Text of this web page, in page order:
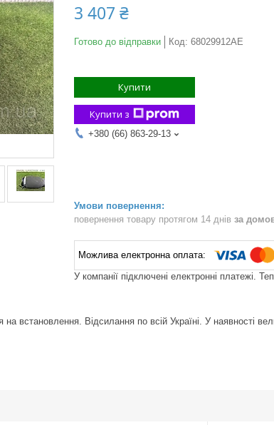
3 407 ₴
Готово до відправки Код: 68029912AE
Купити
Купити з
+380 (66) 863-29-13
повернення товару протягом 14 днів за
У компанії підключені електронні платежі.
на встановлення. Відсилання по всій Україні. У наявності